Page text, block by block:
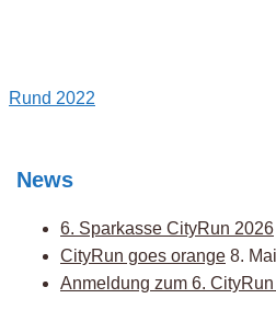
Post
Rund 2022
News
6. Sparkasse CityRun 2026
CityRun goes orange 8.
Anmeldung zum 6.